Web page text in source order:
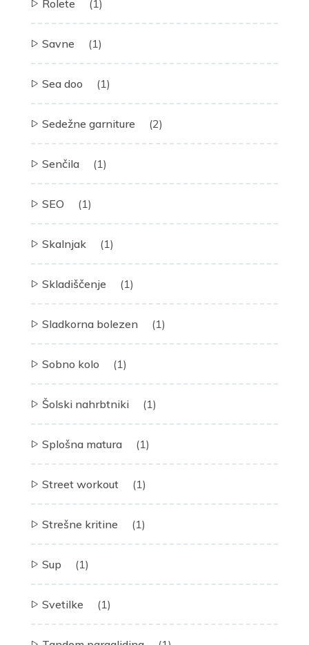
Rolete (1)
Savne (1)
Sea doo (1)
Sedežne garniture (2)
Senčila (1)
SEO (1)
Skalnjak (1)
Skladiščenje (1)
Sladkorna bolezen (1)
Sobno kolo (1)
Šolski nahrbtniki (1)
Splošna matura (1)
Street workout (1)
Strešne kritine (1)
Sup (1)
Svetilke (1)